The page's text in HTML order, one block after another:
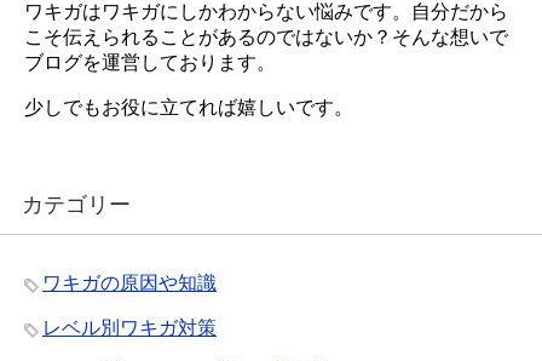
ワキガはワキガにしかわからない悩みです。自分だから
こそ伝えられることがあるのではないか？そんな想いで
ブログを運営しております。
少しでもお役に立てれば嬉しいです。
カテゴリー
ワキガの原因や知識
レベル別ワキガ対策